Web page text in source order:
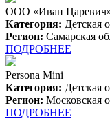
OOO «Иван
Категория: Детская
Регион: Самарская
ПОДРОБНЕЕ
Persona Mini
Категория: Детская
Регион: Московская
ПОДРОБНЕЕ